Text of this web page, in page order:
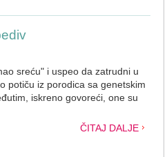
sreću" i uspeo da zatrudni u
potiču iz porodica sa genetskim
iskreno govoreći, one su
ČITAJ DALJE